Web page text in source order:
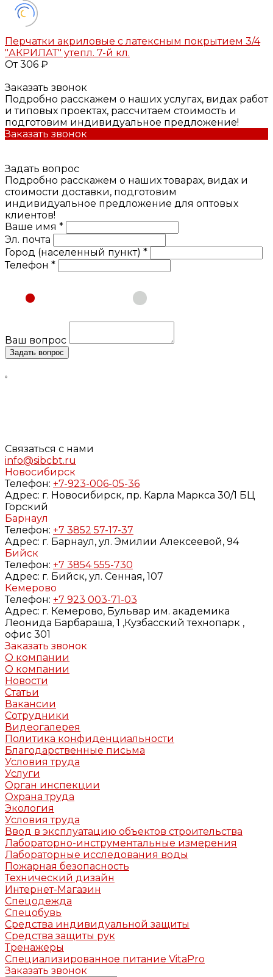
Перчатки акриловые с латексным покрытием 3/4
"АКРИЛАТ" утепл. 7-й кл.
От 306 ₽
Заказать звонок
Подробно расскажем о наших услугах, видах работ
и типовых проектах, рассчитаем стоимость и
подготовим индивидуальное предложение!
Заказать звонок
Задать вопрос
Подробно расскажем о наших товарах, видах и
стоимости доставки, подготовим
индивидуальное предложение для оптовых
клиентов!
Ваше имя *
Эл. почта
Город (населенный пункт) *
Телефон *
Юридическое лицо
Ваш вопрос
Задать вопрос
Связаться с нами
info@sibcbt.ru
Новосибирск
Телефон: +7-923-006-05-36
Адрес: г. Новосибирск, пр. Карла Маркса 30/1 БЦ
Горский
Барнаул
Телефон: +7 3852 57-17-37
Адрес: г. Барнаул, ул. Эмилии Алексеевой, 94
Бийск
Телефон: +7 3854 555-730
Адрес: г. Бийск, ул. Сенная, 107
Кемерово
Телефон: +7 923 003-71-03
Адрес: г. Кемерово, Бульвар им. академика
Леонида Барбараша, 1 ,Кузбасский технопарк ,
офис 301
Заказать звонок
О компании
О компании
Новости
Статьи
Вакансии
Сотрудники
Видеогалерея
Политика конфиденциальности
Благодарственные письма
Условия труда
Услуги
Орган инспекции
Охрана труда
Экология
Условия труда
Ввод в эксплуатацию объектов строительства
Лабораторно-инструментальные измерения
Лабораторные исследования воды
Пожарная безопасность
Технический дизайн
Интернет-Магазин
Спецодежда
Спецобувь
Средства индивидуальной защиты
Средства защиты рук
Тренажеры
Специализированное питание VitaPro
Заказать звонок